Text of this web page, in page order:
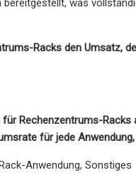
Racks den Umsatz,
Rechenzentrums-
für jede
Anwendung, Sonstiges